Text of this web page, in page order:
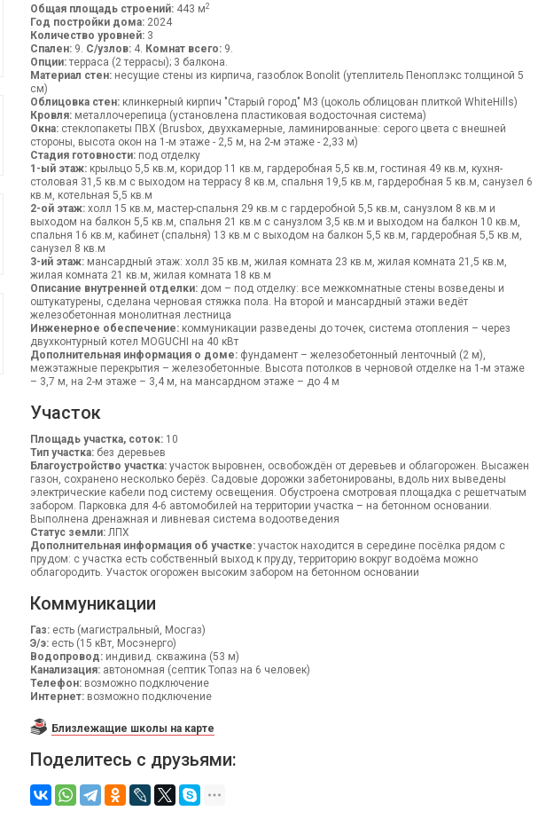
Общая площадь строений:443 м2
Год постройки дома:2024
Количество уровней:3
Спален:9. С/узлов:4. Комнат всего:9.
Опции:терраса (2 террасы); 3 балкона.
Материал стен:несущие стены из кирпича, газоблок Bonolit (утеплитель Пеноплэкс толщиной 5
см)
Облицовка стен:клинкерный кирпич "Старый город" М3 (цоколь облицован плиткой WhiteHills)
Кровля:металлочерепица (установлена пластиковая водосточная система)
Окна:стеклопакеты ПВХ (Brusbox, двухкамерные, ламинированные: серого цвета с внешней
стороны, высота окон на 1-м этаже - 2,5 м, на 2-м этаже - 2,33 м)
Стадия готовности:под отделку
1-ый этаж:крыльцо 5,5 кв.м, коридор 11 кв.м, гардеробная 5,5 кв.м, гостиная 49 кв.м, кухня-
столовая 31,5 кв.м с выходом на террасу 8 кв.м, спальня 19,5 кв.м, гардеробная 5 кв.м, санузел 6
кв.м, котельная 5,5 кв.м
2-ой этаж:холл 15 кв.м, мастер-спальня 29 кв.м с гардеробной 5,5 кв.м, санузлом 8 кв.м и
выходом на балкон 5,5 кв.м, спальня 21 кв.м с санузлом 3,5 кв.м и выходом на балкон 10 кв.м,
спальня 16 кв.м, кабинет (спальня) 13 кв.м с выходом на балкон 5,5 кв.м, гардеробная 5,5 кв.м,
санузел 8 кв.м
3-ий этаж:мансардный этаж: холл 35 кв.м, жилая комната 23 кв.м, жилая комната 21,5 кв.м,
жилая комната 21 кв.м, жилая комната 18 кв.м
Описание внутренней отделки:дом – под отделку: все межкомнатные стены возведены и
оштукатурены, сделана черновая стяжка пола. На второй и мансардный этажи ведёт
железобетонная монолитная лестница
Инженерное обеспечение:коммуникации разведены до точек, система отопления – через
двухконтурный котел MOGUCHI на 40 кВт
Дополнительная информация о доме:фундамент – железобетонный ленточный (2 м),
межэтажные перекрытия – железобетонные. Высота потолков в черновой отделке на 1-м этаже
– 3,7 м, на 2-м этаже – 3,4 м, на мансардном этаже – до 4 м
Участок
Площадь участка, соток:10
Тип участка:без деревьев
Благоустройство участка:участок выровнен, освобождён от деревьев и облагорожен. Высажен
газон, сохранено несколько берёз. Садовые дорожки забетонированы, вдоль них выведены
электрические кабели под систему освещения. Обустроена смотровая площадка с решетчатым
забором. Парковка для 4-6 автомобилей на территории участка – на бетонном основании.
Выполнена дренажная и ливневая система водоотведения
Статус земли:ЛПХ
Дополнительная информация об участке:участок находится в середине посёлка рядом с
прудом: с участка есть собственный выход к пруду, территорию вокруг водоёма можно
облагородить. Участок огорожен высоким забором на бетонном основании
Коммуникации
Газ:есть (магистральный, Мосгаз)
Э/э:есть (15 кВт, Мосэнерго)
Водопровод:индивид. скважина (53 м)
Канализация:автономная (септик Топаз на 6 человек)
Телефон:возможно подключение
Интернет:возможно подключение
Близлежащие школы на карте
Поделитесь с друзьями: